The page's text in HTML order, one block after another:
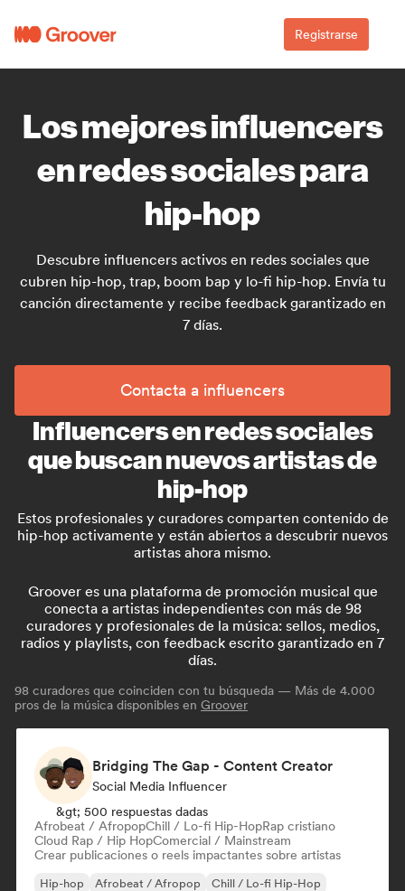
Registrarse
Los mejores influencers
en redes sociales para
hip-hop
Descubre influencers activos en redes sociales que
cubren hip-hop, trap, boom bap y lo-fi hip-hop. Envía tu
canción directamente y recibe feedback garantizado en
7 días.
Contacta a influencers
Influencers en redes sociales
que buscan nuevos artistas de
hip-hop
Estos profesionales y curadores comparten contenido de
hip-hop activamente y están abiertos a descubrir nuevos
artistas ahora mismo.
Groover es una plataforma de promoción musical que
conecta a artistas independientes con más de 98
curadores y profesionales de la música: sellos, medios,
radios y playlists, con feedback escrito garantizado en 7
días.
98 curadores que coinciden con tu búsqueda — Más de 4.000
pros de la música disponibles en Groover
Bridging The Gap - Content Creator
Social Media Influencer
&gt; 500 respuestas dadas
Afrobeat / AfropopChill / Lo-fi Hip-HopRap cristiano
Cloud Rap / Hip HopComercial / Mainstream
Crear publicaciones o reels impactantes sobre artistas
Hip-hop Afrobeat / Afropop
Chill / Lo-fi Hip-Hop